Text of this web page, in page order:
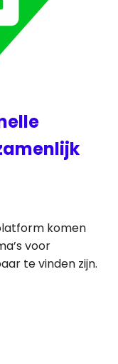
komen
voor
te vinden zijn.